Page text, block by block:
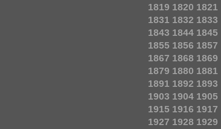
1819 1820 1821
1831 1832 1833
1843 1844 1845
1855 1856 1857
1867 1868 1869
1879 1880 1881
1891 1892 1893
1903 1904 1905
1915 1916 1917
1927 1928 1929